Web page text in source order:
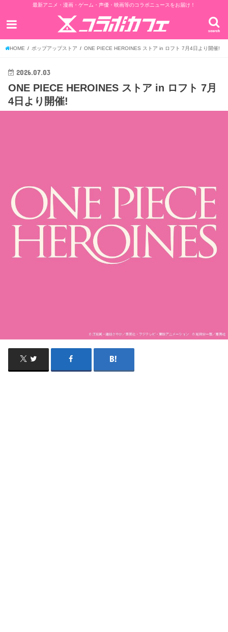
最新アニメ・漫画・ゲーム・声優・映画等のコラボニュースをお届け！
search
HOME ポップアップストア ONE PIECE HEROINES ストア in ロフト 7月4日より開催!
2026.07.03
ONE PIECE HEROINES ストア in ロフト 7月
4日より開催!